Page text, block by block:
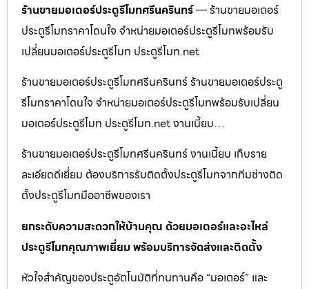
ร้านขายมอเตอร์ประตูรีโมทศรีนครินทร์— ร้านขายมอเตอร์
ประตูรีโมทราคาโดนใจ จำหน่ายมอเตอร์ประตูรีโมทพร้อมรับ
เปลี่ยนมอเตอร์ประตูรีโมท ประตูรีโมท.net
ร้านขายมอเตอร์ประตูรีโมทศรีนครินทร์ ร้านขายมอเตอร์ประตู
รีโมทราคาโดนใจ จำหน่ายมอเตอร์ประตูรีโมทพร้อมรับเปลี่ยน
มอเตอร์ประตูรีโมท ประตูรีโมท.net งานเนี้ยบ…
ร้านขายมอเตอร์ประตูรีโมทศรีนครินทร์ งานเนี้ยบ เก็บราย
ละเอียดดีเยี่ยม ต้องบริการรับติดตั้งประตูรีโมทจากทีมช่างติด
ตั้งประตูรีโมทมืออาชีพของเรา
ยกระดับความสะดวกให้บ้านคุณ ด้วยมอเตอร์และอะไหล่
ประตูรีโมทคุณภาพเยี่ยม พร้อมบริการจัดส่งและติดตั้ง
หัวใจสำคัญของประตูอัตโนมัติที่ทนทานคือ “มอเตอร์” และ